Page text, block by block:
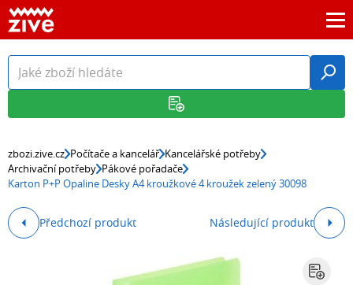
zbozi.zive.cz Počítače a kancelář Kancelářské potřeby
Archivační potřeby Pákové pořadače
Karton P+P Opaline Desky A4 kroužkové 4 kroužek zelený 30098
Předchozí produkt Následující produkt